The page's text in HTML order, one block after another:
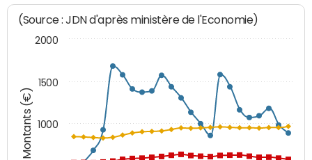
Montants (€)
(Source : JDN d'après ministère de l'Economie)
1000
1500
2000